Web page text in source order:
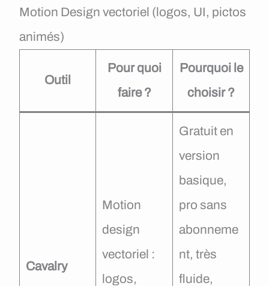
Motion Design vectoriel (logos, UI, pictos
animés)
Outil
Pour quoi
faire ?
Pourquoi le
choisir ?
Cavalry
Motion
design
vectoriel :
logos,
Gratuit en
version
basique,
pro sans
abonneme
nt, très
fluide,